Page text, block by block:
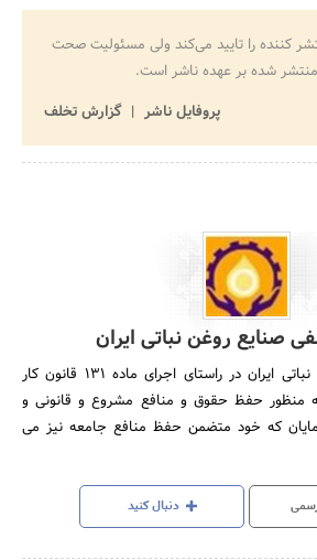
کننده را تایید می‌کند ولی مسئولیت صحت
شده بر عهده ناشر است.
پروفایل ناشر
گزارش تخلف
صنایع روغن نباتی ایران
انجمن صنفی صنایع روغن نباتی ایران در راستای اجرای ماده 131 قانون کار
منظور حفظ حقوق و منافع مشروع و قانونی و
که خود متضمن حفظ منافع جامعه نیز می
دنبال کنید